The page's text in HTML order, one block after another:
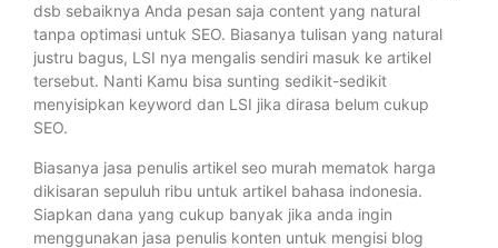
dsb sebaiknya Anda pesan saja content yang natural
tanpa optimasi untuk SEO. Biasanya tulisan yang natural
justru bagus, LSI nya mengalis sendiri masuk ke artikel
tersebut. Nanti Kamu bisa sunting sedikit-sedikit
menyisipkan keyword dan LSI jika dirasa belum cukup
SEO.
Biasanya jasa penulis artikel seo murah mematok harga
dikisaran sepuluh ribu untuk artikel bahasa indonesia.
Siapkan dana yang cukup banyak jika anda ingin
menggunakan jasa penulis konten untuk mengisi blog